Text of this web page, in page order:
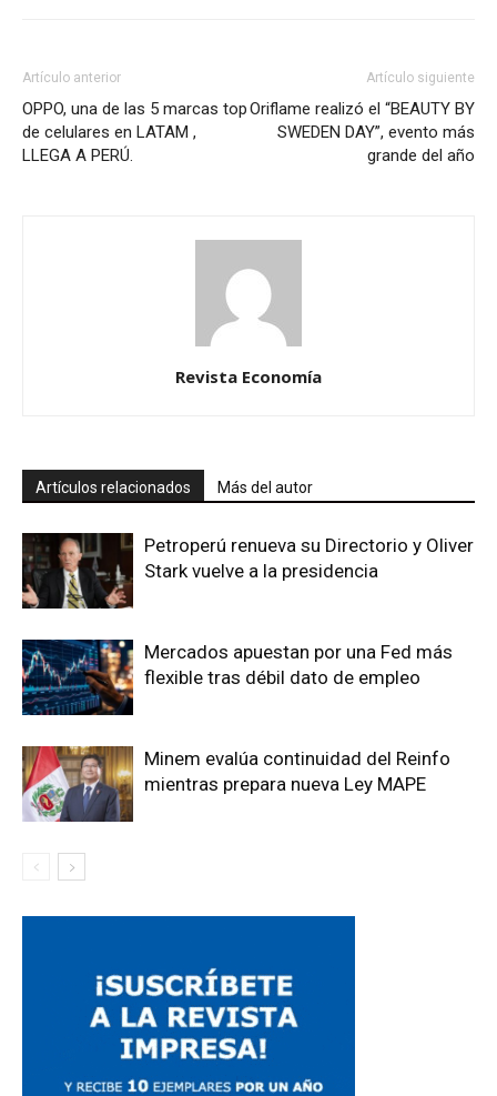
Artículo anterior
OPPO, una de las 5 marcas top
de celulares en LATAM ,
LLEGA A PERÚ.
Artículo siguiente
Oriflame realizó el “BEAUTY BY
SWEDEN DAY”, evento más
grande del año
Revista Economía
Artículos relacionados Más del autor
Petroperú renueva su Directorio y Oliver
Stark vuelve a la presidencia
Mercados apuestan por una Fed más
flexible tras débil dato de empleo
Minem evalúa continuidad del Reinfo
mientras prepara nueva Ley MAPE